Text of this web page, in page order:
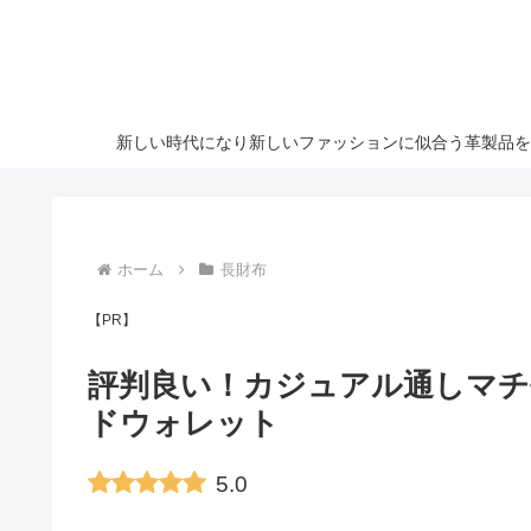
新しい時代になり新しいファッションに似合う革製品
ホーム 長財布
【PR】
評判良い！カジュアル通しマ
ドウォレット
5.0